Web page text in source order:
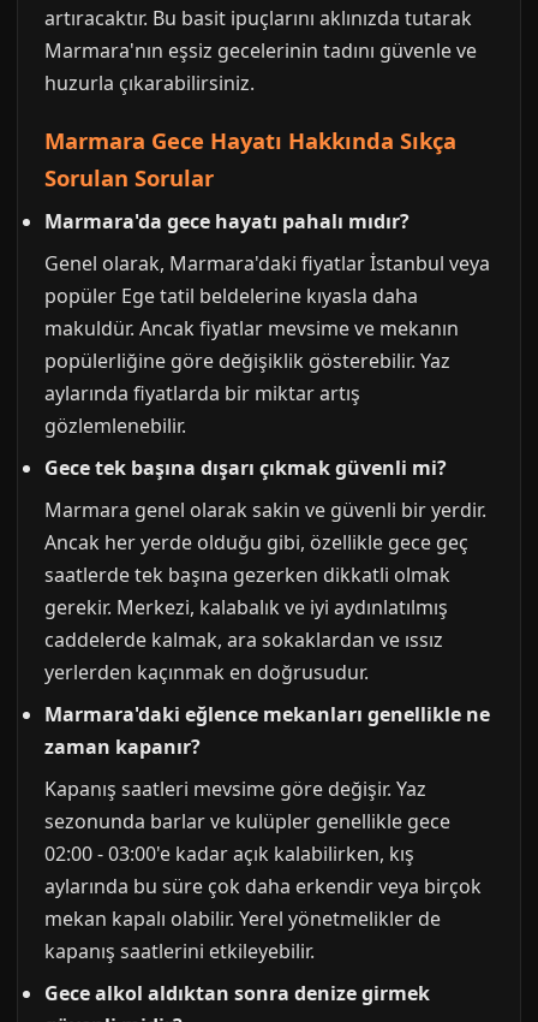
artıracaktır. Bu basit ipuçlarını aklınızda tutarak
Marmara'nın eşsiz gecelerinin tadını güvenle ve
huzurla çıkarabilirsiniz.
Marmara Gece Hayatı Hakkında Sıkça
Sorulan Sorular
Marmara'da gece hayatı pahalı mıdır?
Genel olarak, Marmara'daki fiyatlar İstanbul veya
popüler Ege tatil beldelerine kıyasla daha
makuldür. Ancak fiyatlar mevsime ve mekanın
popülerliğine göre değişiklik gösterebilir. Yaz
aylarında fiyatlarda bir miktar artış
gözlemlenebilir.
Gece tek başına dışarı çıkmak güvenli mi?
Marmara genel olarak sakin ve güvenli bir yerdir.
Ancak her yerde olduğu gibi, özellikle gece geç
saatlerde tek başına gezerken dikkatli olmak
gerekir. Merkezi, kalabalık ve iyi aydınlatılmış
caddelerde kalmak, ara sokaklardan ve ıssız
yerlerden kaçınmak en doğrusudur.
Marmara'daki eğlence mekanları genellikle ne
zaman kapanır?
Kapanış saatleri mevsime göre değişir. Yaz
sezonunda barlar ve kulüpler genellikle gece
02:00 - 03:00'e kadar açık kalabilirken, kış
aylarında bu süre çok daha erkendir veya birçok
mekan kapalı olabilir. Yerel yönetmelikler de
kapanış saatlerini etkileyebilir.
Gece alkol aldıktan sonra denize girmek